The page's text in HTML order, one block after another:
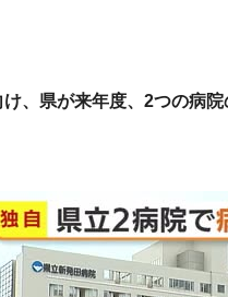
、県が来年度、2つの病